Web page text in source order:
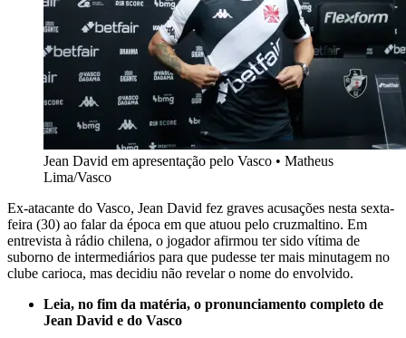
Jean David em apresentação pelo Vasco • Matheus
Lima/Vasco
Ex-atacante do Vasco, Jean David fez graves acusações nesta sexta-
feira (30) ao falar da época em que atuou pelo cruzmaltino. Em
entrevista à rádio chilena, o jogador afirmou ter sido vítima de
suborno de intermediários para que pudesse ter mais minutagem no
clube carioca, mas decidiu não revelar o nome do envolvido.
Leia, no fim da matéria, o pronunciamento completo de
Jean David e do Vasco